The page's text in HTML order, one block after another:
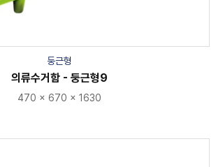
둥근형
의류수거함 - 둥근형9
470 × 670 × 1630